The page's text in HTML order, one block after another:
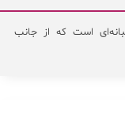
است که از جانب